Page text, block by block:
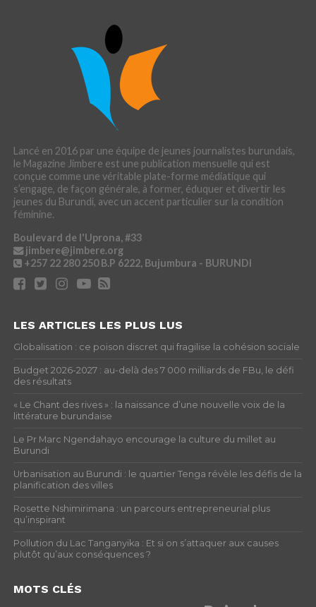
Lancé en 2016 par une équipe de jeunes journalistes burundais,
le Magazine Jimbere est une publication mensuelle qui est
conçue comme une véritable plate-forme médiatique qui
s’engage, de façon générale, à former, éduquer et divertir les
jeunes du Burundi, avec un accent particulier sur la condition
féminine.
Boulevard de l'Uprona, #33
jimbere@jimbere.org
+257 22 280 250 B.P 6222, Bujumbura - BURUNDI
LES ARTICLES LES PLUS LUS
Globalisation : ce poison discret qui fragilise la cohésion sociale
Budget 2026-2027 : au-delà des 7 000 milliards de FBu, le défi
des résultats
« Le Chant des rives » : la naissance d’une nouvelle voix de la
littérature burundaise
Le Pr Marc Ngendahayo encourage la culture du millet au
Burundi
Urbanisation au Burundi : le quartier Tenga révèle les défis de la
planification des villes
Rosette Nshimirimana : un parcours entrepreneurial plus
qu’inspirant
Pollution du Lac Tanganyika : Et si on s’attaquer aux causes
plutôt qu’aux conséquences ?
MOTS CLÉS